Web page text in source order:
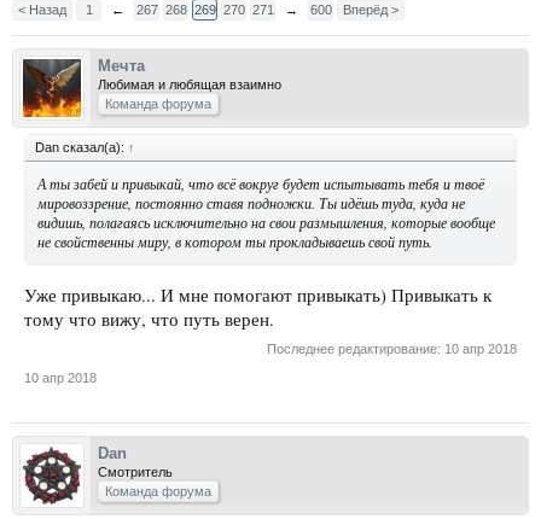
< Назад 1 ← 267 268 269 270 271 → 600 Вперёд >
Мечта
Любимая и любящая взаимно
Команда форума
Dan сказал(а): ↑
А ты забей и привыкай, что всё вокруг будет испытывать тебя и твоё
мировоззрение, постоянно ставя подножки. Ты идёшь туда, куда не
видишь, полагаясь исключительно на свои размышления, которые вообще
не свойственны миру, в котором ты прокладываешь свой путь.
Уже привыкаю... И мне помогают привыкать) Привыкать к
тому что вижу, что путь верен.
Последнее редактирование: 10 апр 2018
10 апр 2018
Dan
Смотритель
Команда форума